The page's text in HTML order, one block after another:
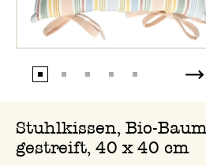
Stuhlkissen, Bio-
gestreift, 40 x 40 cm
17. Mai 2026
Nur